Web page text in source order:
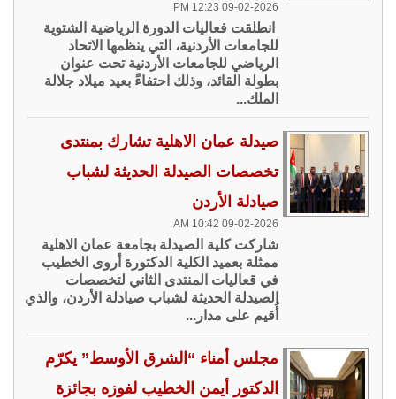
09-02-2026 12:23 PM
انطلقت فعاليات الدورة الرياضية الشتوية
للجامعات الأردنية، التي ينظمها الاتحاد
الرياضي للجامعات الأردنية تحت عنوان
بطولة القائد، وذلك احتفاءً بعيد ميلاد جلالة
الملك...
صيدلة عمان الاهلية تشارك بمنتدى
تخصصات الصيدلة الحديثة لشباب
صيادلة الأردن
09-02-2026 10:42 AM
شاركت كلية الصيدلة بجامعة عمان الاهلية
ممثلة بعميد الكلية الدكتورة أروى الخطيب
في قعاليات المنتدى الثاني لتخصصات
الصيدلة الحديثة لشباب صيادلة الأردن، والذي
أُقيم على مدار...
مجلس أمناء “الشرق الأوسط” يكرّم
الدكتور أيمن الخطيب لفوزه بجائزة